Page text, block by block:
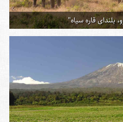
بلندای قاره سیاه"